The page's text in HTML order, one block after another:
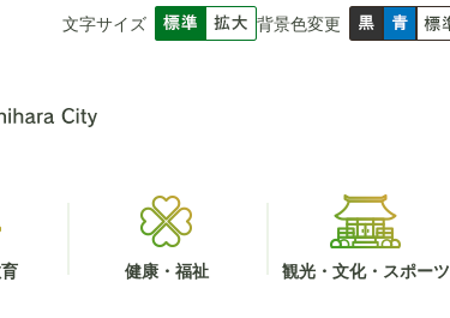
文字サイズ 背景色変更
健康・福祉 観光・文化・スポーツ